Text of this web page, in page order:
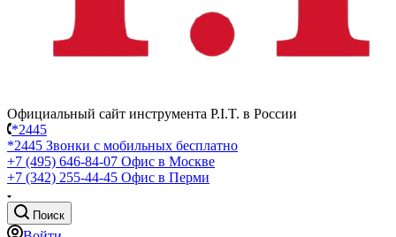
Официальный сайт инструмента P.I.T. в России
*2445
*2445 Звонки с мобильных бесплатно
+7 (495) 646-84-07 Офис в Москве
+7 (342) 255-44-45 Офис в Перми
Поиск